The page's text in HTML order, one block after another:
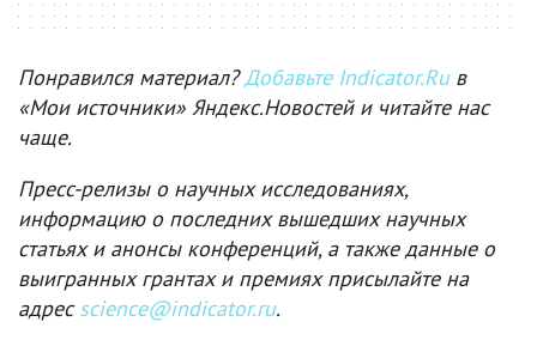
Понравился материал?Добавьте Indicator.Ruв
«Мои источники» Яндекс.Новостей и читайте нас
чаще.
Пресс-релизы о научных исследованиях,
информацию о последних вышедших научных
статьях и анонсы конференций, а также данные о
выигранных грантах и премиях присылайте на
адресscience@indicator.ru.